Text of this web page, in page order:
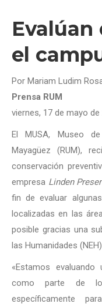
Evalúan
el
Por Mariam Ludim
Prensa RUM
viernes, 17 de mayo de
El MUSA, Museo
Mayagüez (RUM),
conservación
empresa Linden
fin de evaluar
localizadas en las
posible gracias una
las Humanidades (NEH).
«Estamos
como parte de
específicamente